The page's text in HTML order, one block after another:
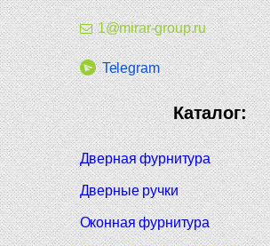
1@mirar-group.ru
Telegram
Каталог:
Дверная фурнитура
Дверные ручки
Оконная фурнитура